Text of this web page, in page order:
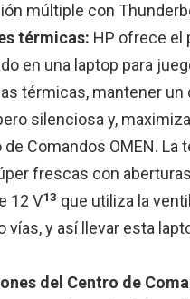
múltiple con
térmicas: HP ofrece el
en una laptop para
térmicas, mantener
silenciosa y,
de Comandos OMEN.
frescas con
12 V13 que utiliza la
vías, y así llevar esta
del Centro de